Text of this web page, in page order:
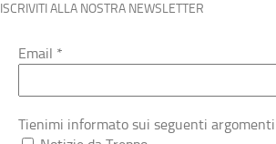
ISCRIVITI ALLA NOSTRA NEWSLETTER
Email *
Tienimi informato sui seguenti